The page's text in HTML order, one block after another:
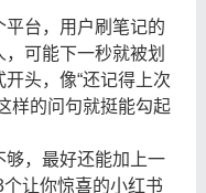
台，用户刷笔记的
可能下一秒就被划
头，像“还记得上次
样的问句就挺能勾起
够，最好还能加上一
让你惊喜的小红书